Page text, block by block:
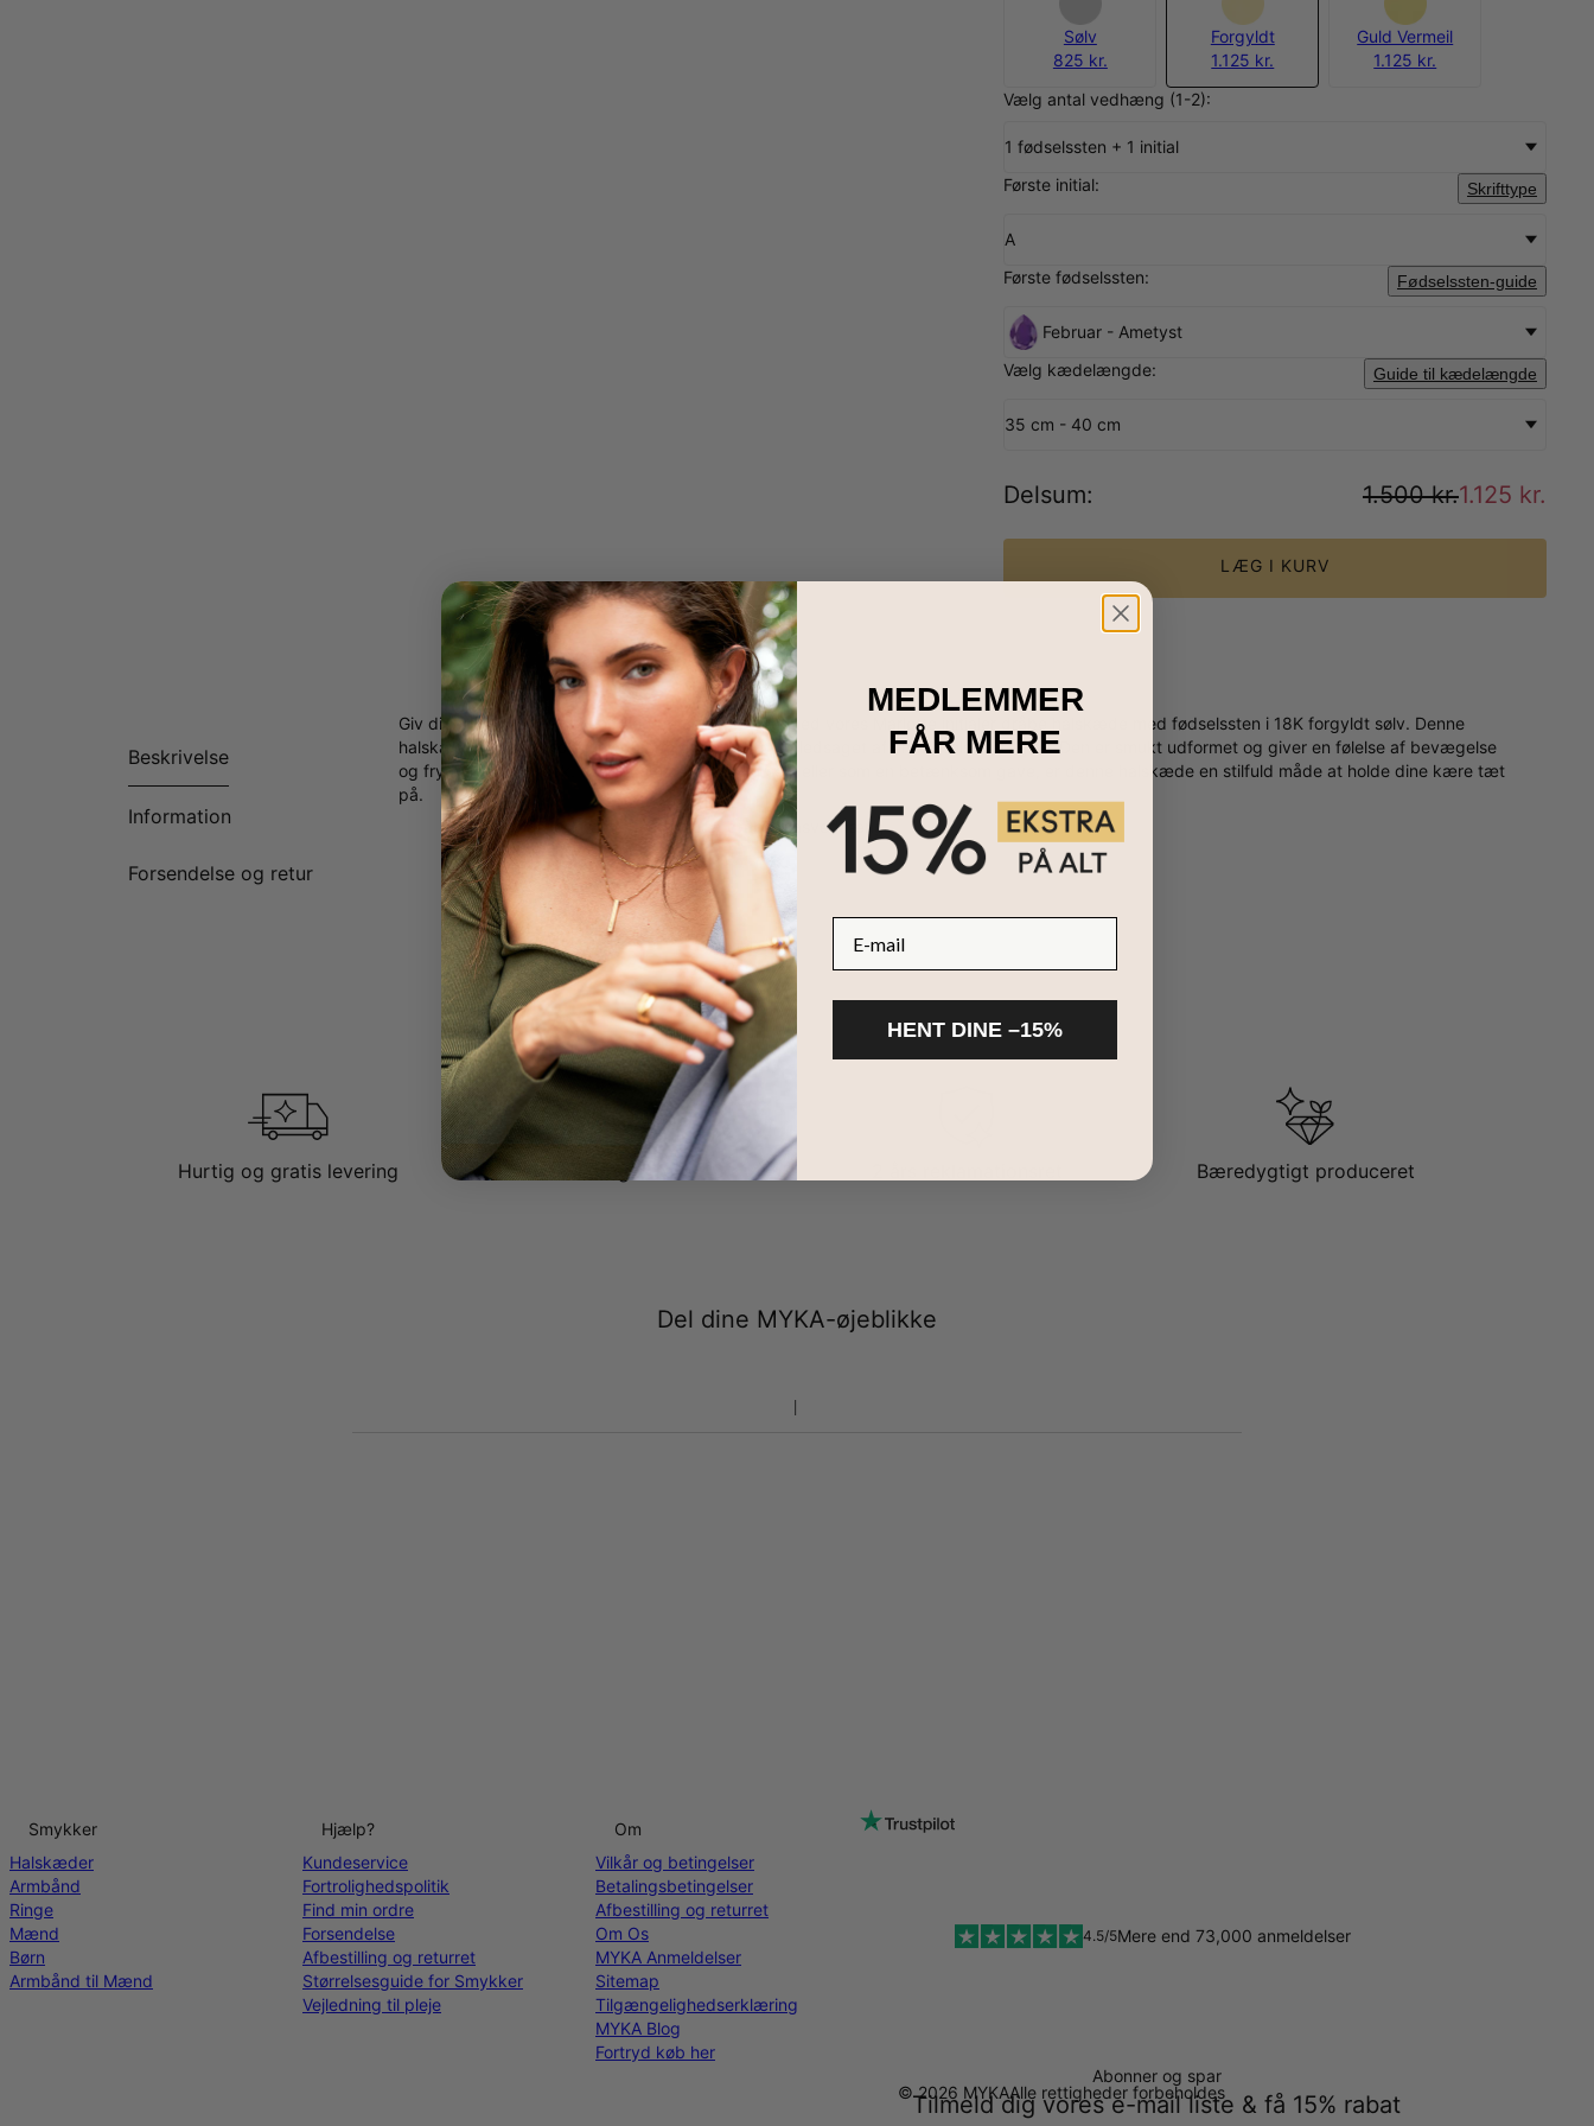
Sølv
825 kr.
Forgyldt
1.125 kr.
Guld Vermeil
1.125 kr.
Vælg antal vedhæng (1-2):
1 fødselssten + 1 initial
Første initial:
Skrifttype
A
Første fødselssten:
Fødselssten-guide
Februar - Ametyst
Vælg kædelængde:
Guide til kædelængde
35 cm - 40 cm
Delsum: 1.500 kr.1.125 kr.
LÆG I KURV
Beskrivelse
Information
Forsendelse og retur
Giv din daglige stil et levende og personligt præg med vores Marlotte initialer dråbe halskæde med fødselssten i 18K forgyldt sølv. Denne
halskæde har op til to initialer i form af dråber, hver ledsaget af en fødselssten i glas. Den er smukt udformet og giver en følelse af bevægelse
og fryd til ethvert look. Uanset om det er til dig selv eller som en betænksom gave, er denne halskæde en stilfuld måde at holde dine kære tæt
på.
1 til 2 glasvedhæng, hver med et dråbe glasvedhæng
Matchende boblekæde
Hurtig og gratis levering 100 dages retur Bæredygtigt produceret
Del dine MYKA-øjeblikke
Abonner og spar
Tilmeld dig vores e-mail liste & få 15% rabat
Smykker
Halskæder
Armbånd
Ringe
Mænd
Børn
Armbånd til Mænd
Hjælp?
Kundeservice
Fortrolighedspolitik
Find min ordre
Forsendelse
Afbestilling og returret
Størrelsesguide for Smykker
Vejledning til pleje
Om
Vilkår og betingelser
Betalingsbetingelser
Afbestilling og returret
Om Os
MYKA Anmeldelser
Sitemap
Tilgængelighedserklæring
MYKA Blog
Fortryd køb her
4.5/5Mere end 73,000 anmeldelser
© 2026 MYKAAlle rettigheder forbeholdes
MEDLEMMER
FÅR MERE
HENT DINE –15%